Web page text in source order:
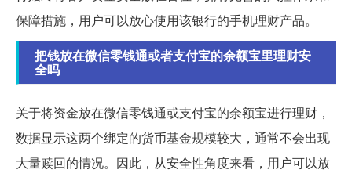
保障措施，用户可以放心使用该银行的手机理财产品。
把钱放在微信零钱通或者支付宝的余额宝里理财安
全吗
关于将资金放在微信零钱通或支付宝的余额宝进行理财，
数据显示这两个绑定的货币基金规模较大，通常不会出现
大量赎回的情况。因此，从安全性角度来看，用户可以放